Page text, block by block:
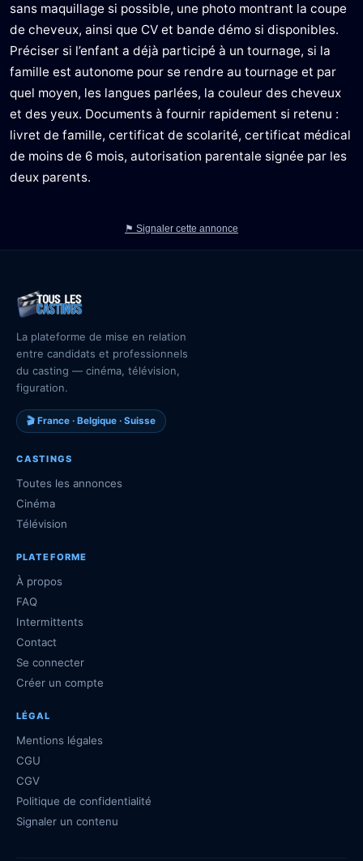
sans maquillage si possible, une photo montrant la coupe
de cheveux, ainsi que CV et bande démo si disponibles.
Préciser si l’enfant a déjà participé à un tournage, si la
famille est autonome pour se rendre au tournage et par
quel moyen, les langues parlées, la couleur des cheveux
et des yeux. Documents à fournir rapidement si retenu :
livret de famille, certificat de scolarité, certificat médical
de moins de 6 mois, autorisation parentale signée par les
deux parents.
⚑ Signaler cette annonce
La plateforme de mise en relation
entre candidats et professionnels
du casting — cinéma, télévision,
figuration.
🎬 France · Belgique · Suisse
CASTINGS
Toutes les annonces
Cinéma
Télévision
PLATEFORME
À propos
FAQ
Intermittents
Contact
Se connecter
Créer un compte
LÉGAL
Mentions légales
CGU
CGV
Politique de confidentialité
Signaler un contenu